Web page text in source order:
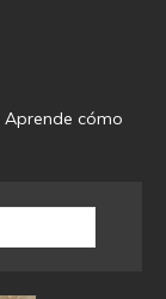
Aprende cómo